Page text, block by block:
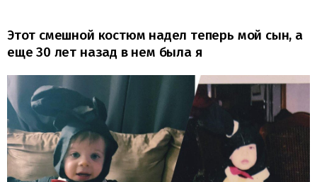
Этот смешной костюм надел теперь мой сын, а
еще 30 лет назад в нем была я